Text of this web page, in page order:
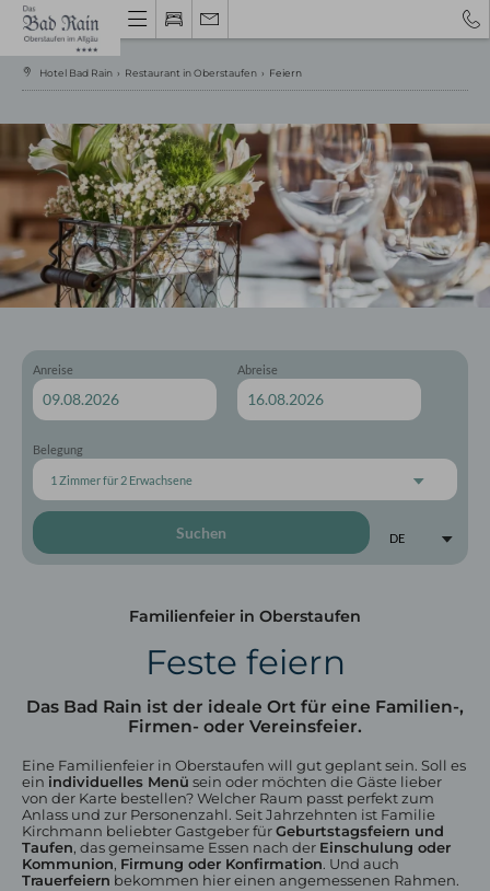
Gutschein
Hotel Oberstaufen
Bewertungen
Impressionen
Wissenswertes
Nachhaltigkeit
Zimmer & Preise
Kategorien
Inklusivleistungen
Urlaub mit Hund
Hotel Bad Rain › Restaurant in Oberstaufen › Feiern
Anreise Abreise
Belegung
1 Zimmerfür 2 Erwachsene
Suchen DE
Familienfeier in Oberstaufen
Feste feiern
Das Bad Rain ist der ideale Ort für eine Familien-,
Firmen- oder Vereinsfeier.
Eine Familienfeier in Oberstaufen will gut geplant sein. Soll es
ein individuelles Menü sein oder möchten die Gäste lieber
von der Karte bestellen? Welcher Raum passt perfekt zum
Anlass und zur Personenzahl. Seit Jahrzehnten ist Familie
Kirchmann beliebter Gastgeber fürGeburtstagsfeiern und
Taufen, das gemeinsame Essen nach der Einschulung oder
Kommunion, Firmung oder Konfirmation. Und auch
Trauerfeiern bekommen hier einen angemessenen Rahmen.